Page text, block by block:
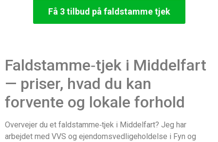
Få 3 tilbud på faldstamme tjek
Faldstamme‑tjek i Middelfart
— priser, hvad du kan
forvente og lokale forhold
Overvejer du et faldstamme‑tjek i Middelfart? Jeg har
arbejdet med VVS og ejendomsvedligeholdelse i Fyn og